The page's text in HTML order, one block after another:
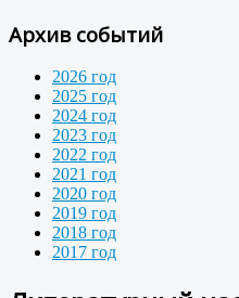
Архив событий
2026 год
2025 год
2024 год
2023 год
2022 год
2021 год
2020 год
2019 год
2018 год
2017 год